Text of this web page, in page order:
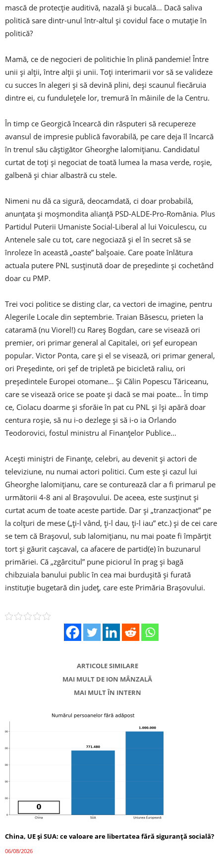
mască de protecţie auditivă, nazală şi bucală… Dacă saliva
politică sare dintr-unul într-altul şi covidul face o mutaţie în
politică?
Mamă, ce de negocieri de politichie în plină pandemie! Între
unii şi alţii, între alţii şi unii. Toţi interimarii vor să se valideze
cu succes în alegeri şi să devină plini, deşi scaunul fiecăruia
dintre ei, cu funduleţele lor, tremură în mâinile de la Centru.
În timp ce Georgică încearcă din răsputeri să recupereze
avansul de impresie publică favorabilă, pe care deja îl încarcă
în trenul său câştigător Gheorghe Ialo­miţianu. Candidatul
curtat de toţi şi negociat de toată lumea la masa verde, roşie,
galbenă şi chiar albastră cu stele.
Nimeni nu dă ca sigură, deocamdată, ci doar probabilă,
anunţata şi moşmondita alianţă PSD-ALDE-Pro-România. Plus
Partidul Puterii Umaniste Social-Liberal al lui Voiculescu, cu
Antenele sale cu tot, care negociază şi el în secret să se
înroleze în această „oaste” balşoaie. Care poate înlătura
actuala putere PNL susţinută doar de preşe­dinte şi cochetând
doar cu PMP.
Trei voci politice se disting clar, ca vectori de imagine, pentru
Alegerile Locale din septembrie. Traian Băsescu, prieten la
cataramă (nu Viorel!) cu Rareş Bogdan, care se visează ori
premier, ori primar general al Capitalei, ori şef european
popular. Victor Ponta, care şi el se visează, ori primar general,
ori Preşedinte, ori şef de tripletă pe bicicletă raliu, ori
preşedintele Europei otomane… Şi Călin Popescu Tăriceanu,
care se visează orice se poate şi dacă se mai poate… În timp
ce, Ciolacu doarme şi sforăie în pat cu PNL şi îşi apără doar
centura roşie, să nu i-o dezlege şi să i-o ia Orlando
Teodorovici, fostul ministru al Finanţelor Publice…
Aceşti miniştri de Finanţe, celebri, au devenit şi actori de
televiziune, nu numai actori politici. Cum este şi cazul lui
Gheorghe Ialomiţianu, care se conturează clar a fi primarul pe
următorii 4-8 ani al Braşovului. De aceea, este susţinut şi
curtat acum de toate aceste partide. Dar şi „tranzacţionat” pe
la colţuri de mese („ţi-l vând, ţi-l dau, ţi-l iau” etc.) şi de cei care
se tem că Braşovul, sub Ialomiţianu, nu mai poate fi împărţit
tort şi găurit caşcaval, ca afacere de partid(e) în buzunarul
primăriei. Că „zgârcitul” pune piciorul în prag şi bagă
chibzuiala banului public în cea mai burduşită şi furată
instituţie bugetară din judeţ, care este Primăria Braşovului.
ARTICOLE SIMILARE
MAI MULT DE ION MÂNZALĂ
MAI MULT ÎN INTERN
China, UE și SUA: ce valoare are libertatea fără siguranță socială?
06/08/2026